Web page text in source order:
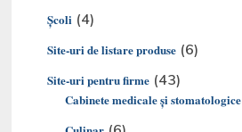
Şcoli (4)
Site-uri de listare produse (6)
Site-uri pentru firme (43)
Cabinete medicale și stomatologice